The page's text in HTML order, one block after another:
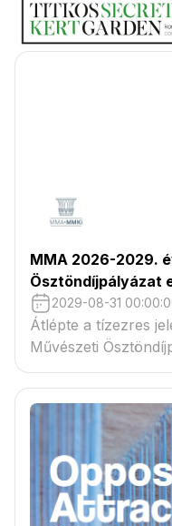
MMA 2026-2029.
Ösztöndíjpályázat
2029-08-31
Átlépte a tízezres
Művészeti
tartaléklistás
csatolmányban